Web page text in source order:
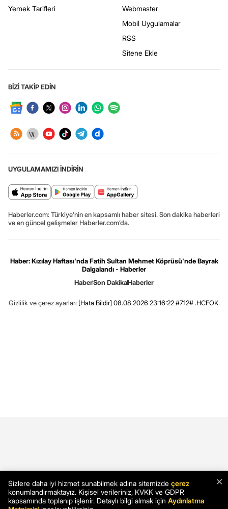
Yemek Tarifleri
Webmaster
Mobil Uygulamalar
RSS
Sitene Ekle
BİZİ TAKİP EDİN
UYGULAMAMIZI İNDİRİN
Haberler.com: Türkiye’nin en kapsamlı haber sitesi. Son dakika haberleri
ve en güncel gelişmeler Haberler.com’da.
Haber: Kızılay Haftası'nda Fatih Sultan Mehmet Köprüsü'nde Bayrak
Dalgalandı - Haberler
HaberSon DakikaHaberler
Gizlilik ve çerez ayarları [Hata Bildir] 08.08.2026 23:16:22 #7.12# .HCFOK.
×
Sizlere daha iyi hizmet sunabilmek adına sitemizde çerez
konumlandırmaktayız. Kişisel verileriniz, KVKK ve GDPR
kapsamında toplanıp işlenir. Detaylı bilgi almak için Aydınlatma